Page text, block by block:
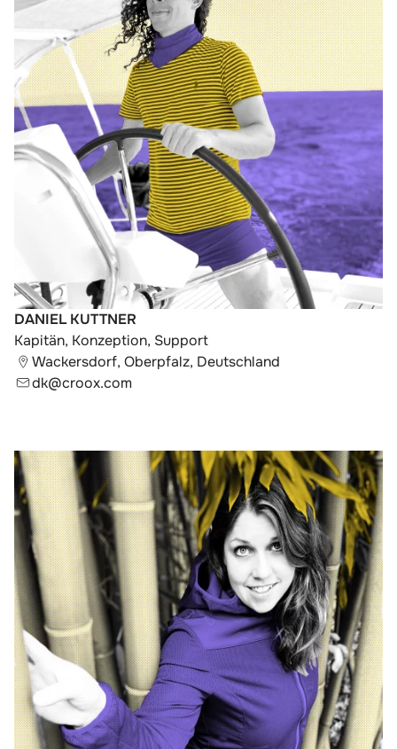
DANIEL KUTTNER
Kapitän, Konzeption, Support
Wackersdorf, Oberpfalz, Deutschland
dk@croox.com